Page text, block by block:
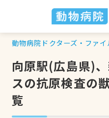
動物病院ドクターズ・ファイ
向原駅(広島県)
スの抗原検査の
覧